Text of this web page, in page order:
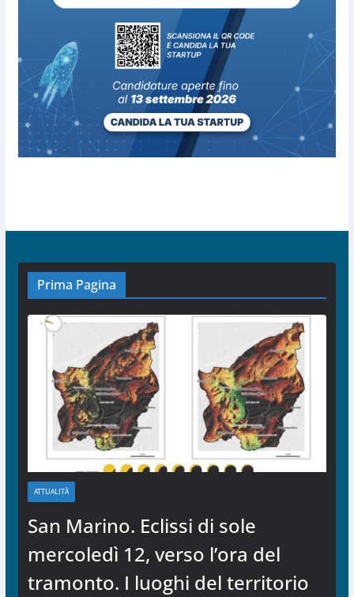
Prima Pagina
ATTUALITÀ
San Marino. Eclissi di sole
mercoledì 12, verso l’ora del
tramonto. I luoghi del territorio